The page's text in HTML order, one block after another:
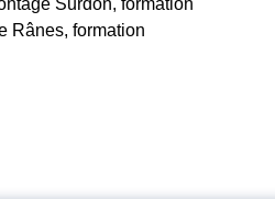
Surdon, formation
Rânes, formation